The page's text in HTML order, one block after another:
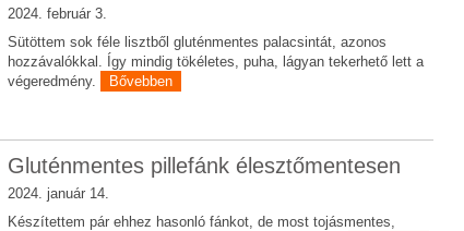
2024. február 3.
Sütöttem sok féle lisztből gluténmentes palacsintát, azonos
hozzávalókkal. Így mindig tökéletes, puha, lágyan tekerhető lett a
végeredmény.
Bővebben
Gluténmentes pillefánk élesztőmentesen
2024. január 14.
Készítettem pár ehhez hasonló fánkot, de most tojásmentes,